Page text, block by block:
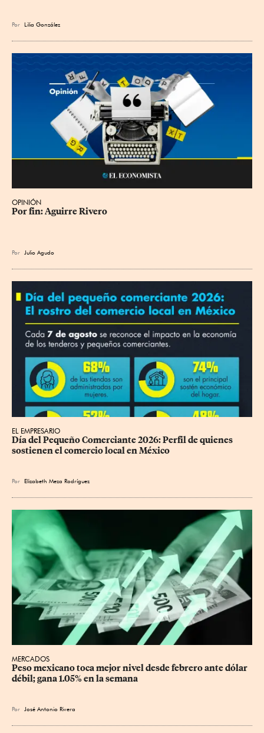
Por Lilia González
OPINIÓN
Por fin: Aguirre Rivero
Por Julio Agudo
EL EMPRESARIO
Día del Pequeño Comerciante 2026: Perfil de quienes
sostienen el comercio local en México
Por Elizabeth Meza Rodríguez
MERCADOS
Peso mexicano toca mejor nivel desde febrero ante dólar
débil; gana 1.05% en la semana
Por José Antonio Rivera